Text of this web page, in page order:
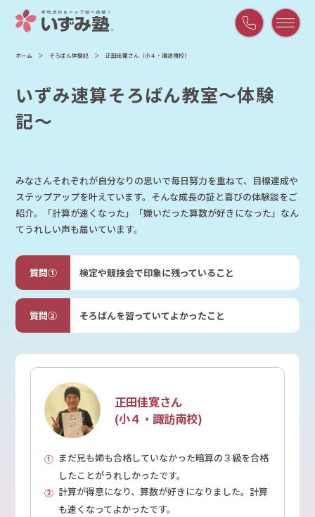
～
～
18:00
ホーム そろばん体験記 正田佳寛さん（小４・諏訪南校）
いずみ速算そろばん教室〜体験
記〜
みなさんそれぞれが自分なりの思いで毎日努力を重ねて、目標達成や
ステップアップを叶えています。そんな成長の証と喜びの体験談をご
紹介。「計算が速くなった」「嫌いだった算数が好きになった」なん
てうれしい声も届いています。
検定や競技会で印象に残っていること
そろばんを習っていてよかったこと
正田佳寛さん
(小４・諏訪南校)
まだ兄も姉も合格していなかった暗算の３級を合格
したことがうれしかったです。
計算が得意になり、算数が好きになりました。計算
も速くなってよかったです。